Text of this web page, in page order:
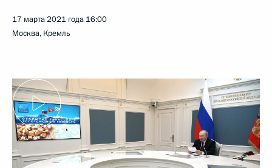
17 марта 2021 года 16:00
Москва, Кремль